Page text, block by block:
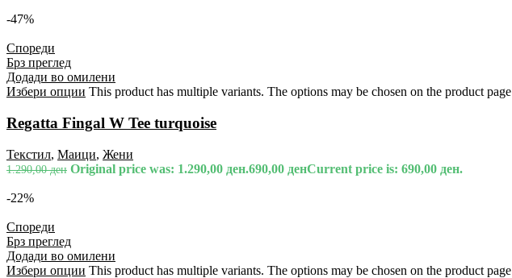
-47%
Спореди
Брз преглед
Додади во омилени
Избери опции This product has multiple variants. The options may be chosen on the product page
Regatta Fingal W Tee turquoise
Текстил, Маици, Жени
1.290,00ден Original price was: 1.290,00 ден.690,00 денCurrent price is: 690,00 ден.
-22%
Спореди
Брз преглед
Додади во омилени
Избери опции This product has multiple variants. The options may be chosen on the product page